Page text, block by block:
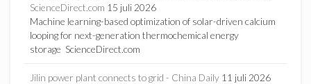
ScienceDirect.com 15 juli 2026
Machine learning-based optimization of solar-driven calcium
looping for next-generation thermochemical energy
storage ScienceDirect.com
Jilin power plant connects to grid - China Daily 11 juli 2026